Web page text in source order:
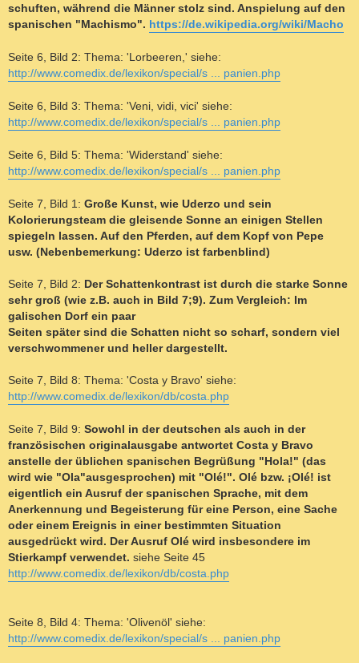
schuften, während die Männer stolz sind. Anspielung auf den
spanischen "Machismo". https://de.wikipedia.org/wiki/Macho
Seite 6, Bild 2: Thema: 'Lorbeeren,' siehe:
http://www.comedix.de/lexikon/special/s ... panien.php
Seite 6, Bild 3: Thema: 'Veni, vidi, vici' siehe:
http://www.comedix.de/lexikon/special/s ... panien.php
Seite 6, Bild 5: Thema: 'Widerstand' siehe:
http://www.comedix.de/lexikon/special/s ... panien.php
Seite 7, Bild 1: Große Kunst, wie Uderzo und sein
Kolorierungsteam die gleisende Sonne an einigen Stellen
spiegeln lassen. Auf den Pferden, auf dem Kopf von Pepe
usw. (Nebenbemerkung: Uderzo ist farbenblind)
Seite 7, Bild 2: Der Schattenkontrast ist durch die starke Sonne
sehr groß (wie z.B. auch in Bild 7;9). Zum Vergleich: Im
galischen Dorf ein paar
Seiten später sind die Schatten nicht so scharf, sondern viel
verschwommener und heller dargestellt.
Seite 7, Bild 8: Thema: 'Costa y Bravo' siehe:
http://www.comedix.de/lexikon/db/costa.php
Seite 7, Bild 9: Sowohl in der deutschen als auch in der
französischen originalausgabe antwortet Costa y Bravo
anstelle der üblichen spanischen Begrüßung "Hola!" (das
wird wie "Ola"ausgesprochen) mit "Olé!". Olé bzw. ¡Olé! ist
eigentlich ein Ausruf der spanischen Sprache, mit dem
Anerkennung und Begeisterung für eine Person, eine Sache
oder einem Ereignis in einer bestimmten Situation
ausgedrückt wird. Der Ausruf Olé wird insbesondere im
Stierkampf verwendet. siehe Seite 45
http://www.comedix.de/lexikon/db/costa.php
Seite 8, Bild 4: Thema: 'Olivenöl' siehe:
http://www.comedix.de/lexikon/special/s ... panien.php